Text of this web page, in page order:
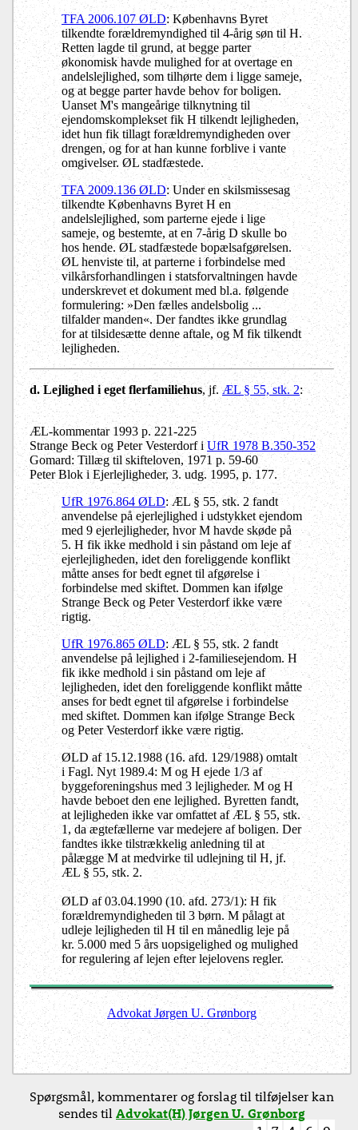
TFA 2006.107 ØLD: Københavns Byret
tilkendte forældremyndighed til 4-årig søn til H.
Retten lagde til grund, at begge parter
økonomisk havde mulighed for at overtage en
andelslejlighed, som tilhørte dem i ligge sameje,
og at begge parter havde behov for boligen.
Uanset M's mangeårige tilknytning til
ejendomskomplekset fik H tilkendt lejligheden,
idet hun fik tillagt forældremyndigheden over
drengen, og for at han kunne forblive i vante
omgivelser. ØL stadfæstede.
TFA 2009.136 ØLD: Under en skilsmissesag
tilkendte Københavns Byret H en
andelslejlighed, som parterne ejede i lige
sameje, og bestemte, at en 7-årig D skulle bo
hos hende. ØL stadfæstede bopælsafgørelsen.
ØL henviste til, at parterne i forbindelse med
vilkårsforhandlingen i statsforvaltningen havde
underskrevet et dokument med bl.a. følgende
formulering: »Den fælles andelsbolig ...
tilfalder manden«. Der fandtes ikke grundlag
for at tilsidesætte denne aftale, og M fik tilkendt
lejligheden.
d. Lejlighed i eget flerfamiliehus, jf.ÆL § 55, stk. 2:
ÆL-kommentar 1993 p. 221-225
Strange Beck og Peter Vesterdorf iUfR 1978 B.350-352
Gomard: Tillæg til skifteloven, 1971 p. 59-60
Peter Blok i Ejerlejligheder, 3. udg. 1995, p. 177.
UfR 1976.864 ØLD: ÆL § 55, stk. 2 fandt
anvendelse på ejerlejlighed i udstykket ejendom
med 9 ejerlejligheder, hvor M havde skøde på
5. H fik ikke medhold i sin påstand om leje af
ejerlejligheden, idet den foreliggende konflikt
måtte anses for bedt egnet til afgørelse i
forbindelse med skiftet. Dommen kan ifølge
Strange Beck og Peter Vesterdorf ikke være
rigtig.
UfR 1976.865 ØLD: ÆL § 55, stk. 2 fandt
anvendelse på lejlighed i 2-familiesejendom. H
fik ikke medhold i sin påstand om leje af
lejligheden, idet den foreliggende konflikt måtte
anses for bedt egnet til afgørelse i forbindelse
med skiftet. Dommen kan ifølge Strange Beck
og Peter Vesterdorf ikke være rigtig.
ØLD af 15.12.1988 (16. afd. 129/1988) omtalt
i Fagl. Nyt 1989.4: M og H ejede 1/3 af
byggeforeningshus med 3 lejligheder. M og H
havde beboet den ene lejlighed. Byretten fandt,
at lejligheden ikke var omfattet af ÆL § 55, stk.
1, da ægtefællerne var medejere af boligen. Der
fandtes ikke tilstrækkelig anledning til at
pålægge M at medvirke til udlejning til H, jf.
ÆL § 55, stk. 2.
ØLD af 03.04.1990 (10. afd. 273/1): H fik
forældremyndigheden til 3 børn. M pålagt at
udleje lejligheden til H til en månedlig leje på
kr. 5.000 med 5 års uopsigelighed og mulighed
for regulering af lejen efter lejelovens regler.
Advokat Jørgen U. Grønborg
Spørgsmål, kommentarer og forslag til tilføjelser kan
sendes tilAdvokat(H) Jørgen U. Grønborg